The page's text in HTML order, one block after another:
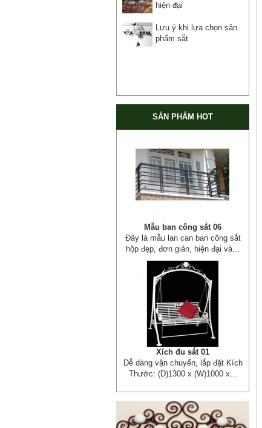
hiện đại
Lưu ý khi lựa chọn sản
phẩm sắt
SẢN PHẨM HOT
Mẫu ban công sắt 06
Đây là mẫu lan can ban công sắt
hộp đẹp, đơn giản, hiện đại và...
Xích đu sắt 01
Dễ dàng vận chuyển, lắp đặt Kích
Thước: (D)1300 x (W)1000 x...